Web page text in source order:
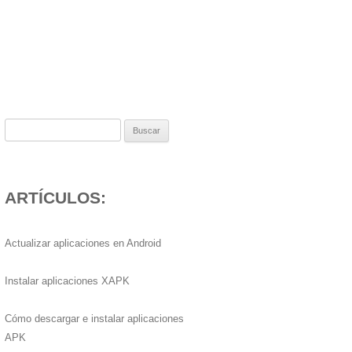
ARTÍCULOS:
Actualizar aplicaciones en Android
Instalar aplicaciones XAPK
Cómo descargar e instalar aplicaciones
APK